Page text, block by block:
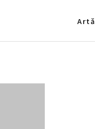
Artǎ